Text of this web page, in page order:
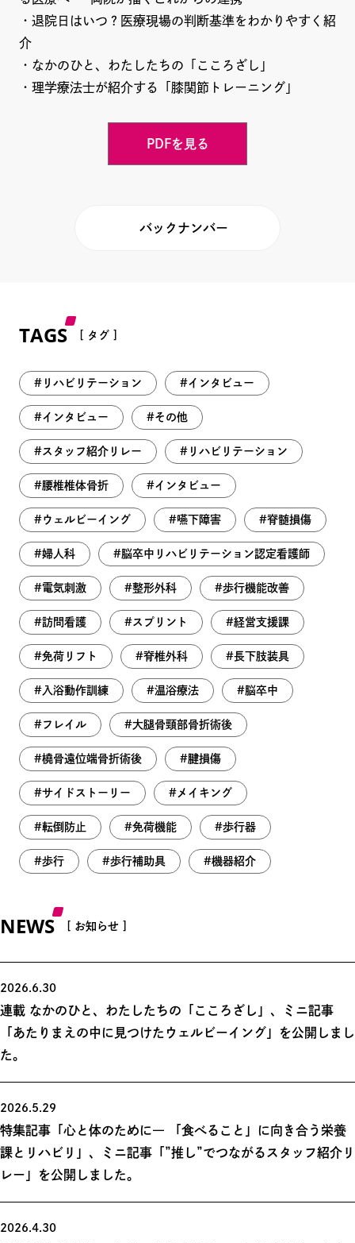
・退院日はいつ？医療現場の判断基準をわかりやすく紹
介
・なかのひと、わたしたちの「こころざし」
・理学療法士が紹介する「膝関節トレーニング」
PDFを見る
バックナンバー
TAGS [ タグ ]
リハビリテーション インタビュー
インタビュー その他
スタッフ紹介リレー リハビリテーション
腰椎椎体骨折 インタビュー
ウェルビーイング 嚥下障害 脊髄損傷
婦人科 脳卒中リハビリテーション認定看護師
電気刺激 整形外科 歩行機能改善
訪問看護 スプリント 経営支援課
免荷リフト 脊椎外科 長下肢装具
入浴動作訓練 温浴療法 脳卒中
フレイル 大腿骨頸部骨折術後
橈骨遠位端骨折術後 腱損傷
サイドストーリー メイキング
転倒防止 免荷機能 歩行器
歩行 歩行補助具 機器紹介
NEWS [ お知らせ ]
2026.6.30
連載 なかのひと、わたしたちの「こころざし」、ミニ記事
「あたりまえの中に見つけたウェルビーイング」を公開しまし
た。
2026.5.29
特集記事「心と体のために― 「食べること」に向き合う栄養
課とリハビリ」、ミニ記事「”推し”でつながるスタッフ紹介リ
レー」を公開しました。
2026.4.30